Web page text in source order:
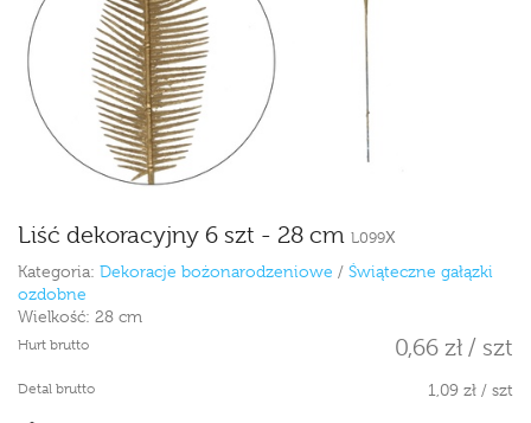
Liść dekoracyjny 6 szt - 28 cm L099X
Kategoria: Dekoracje bożonarodzeniowe / Świąteczne gałązki
ozdobne
Wielkość: 28 cm
Hurt brutto 0,66 zł / szt
Detal brutto 1,09 zł / szt